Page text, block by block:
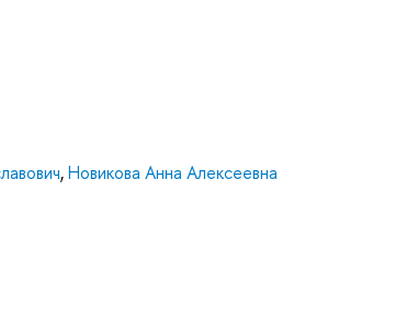
,Новикова Анна Алексеевна